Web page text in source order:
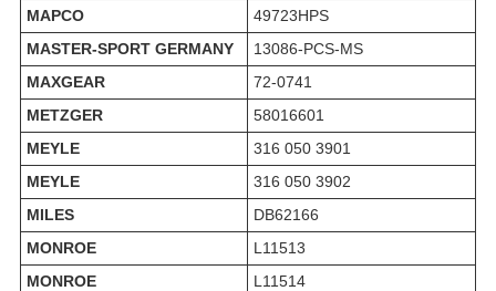
MAPCO
49723HPS
MASTER-SPORT GERMANY
13086-PCS-MS
MAXGEAR
72-0741
METZGER
58016601
MEYLE
316 050 3901
MEYLE
316 050 3902
MILES
DB62166
MONROE
L11513
MONROE
L11514